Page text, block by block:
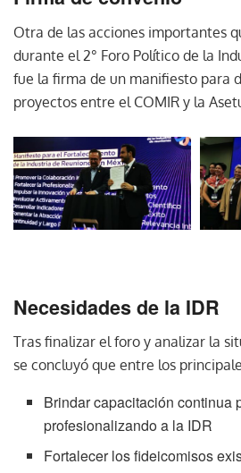
Otra de las acciones importantes
durante el 2° Foro Político de la
fue la firma de un manifiesto para
proyectos entre el COMIR y la
Necesidades de la IDR
Tras finalizar el foro y analizar la
se concluyó que entre los
Brindar capacitación continua
profesionalizando a la IDR
Fortalecer los fideicomisos